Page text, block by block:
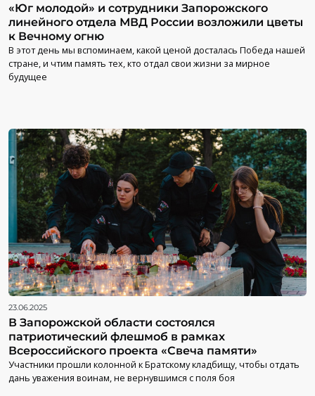
«Юг молодой» и сотрудники Запорожского
линейного отдела МВД России возложили цветы
к Вечному огню
В этот день мы вспоминаем, какой ценой досталась Победа нашей
стране, и чтим память тех, кто отдал свои жизни за мирное
будущее
23.06.2025
В Запорожской области состоялся
патриотический флешмоб в рамках
Всероссийского проекта «Свеча памяти»
Участники прошли колонной к Братскому кладбищу, чтобы отдать
дань уважения воинам, не вернувшимся с поля боя